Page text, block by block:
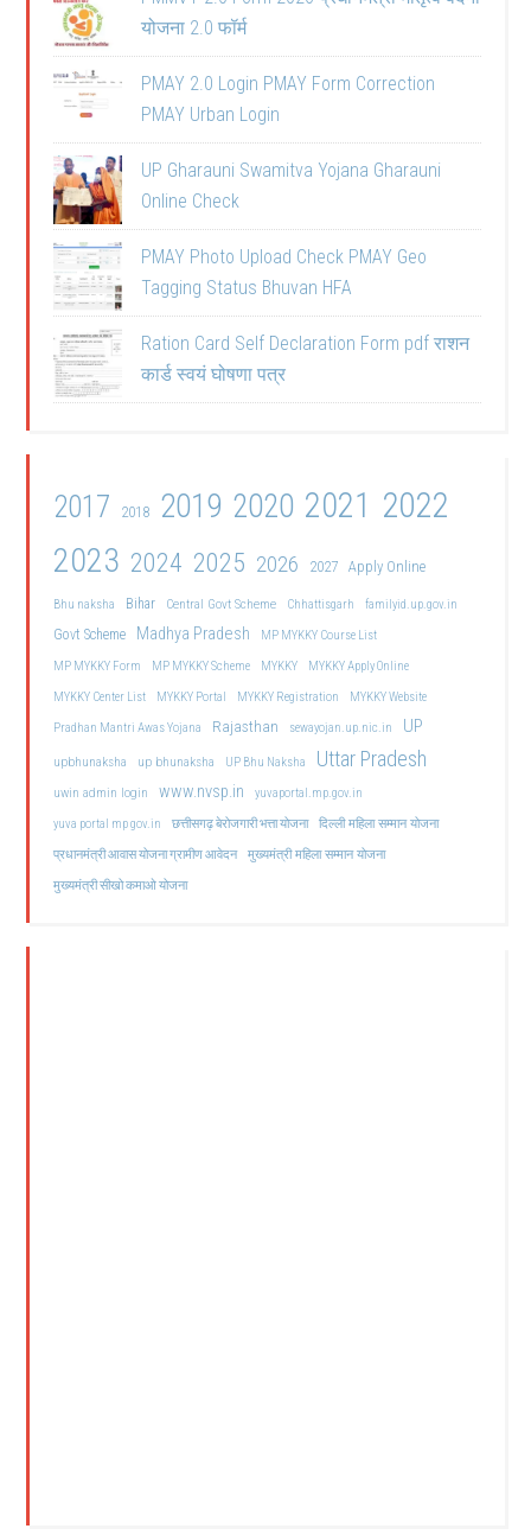
योजना 2.0 फॉर्म
PMAY 2.0 Login PMAY Form Correction
PMAY Urban Login
UP Gharauni Swamitva Yojana Gharauni
Online Check
PMAY Photo Upload Check PMAY Geo
Tagging Status Bhuvan HFA
Ration Card Self Declaration Form pdf राशन
कार्ड स्वयं घोषणा पत्र
2017 2018 2019 2020 2021 2022
2023 2024 2025 2026 2027 Apply Online
Bhu naksha Bihar Central Govt Scheme Chhattisgarh familyid.up.gov.in
Govt Scheme Madhya Pradesh
MP MYKKY Course List
MP MYKKY Form
MP MYKKY Scheme MYKKY
MYKKY Apply Online
MYKKY Center List
MYKKY Portal MYKKY Registration
MYKKY Website
Pradhan Mantri Awas Yojana
Rajasthan sewayojan.up.nic.in UP
upbhunaksha up bhunaksha UP Bhu Naksha Uttar Pradesh
uwin admin login www.nvsp.in
yuvaportal.mp.gov.in
yuva portal mp gov.in
छत्तीसगढ़ बेरोजगारी भत्ता योजना दिल्ली महिला सम्मान योजना
प्रधानमंत्री आवास योजना ग्रामीण आवेदन मुख्यमंत्री महिला सम्मान योजना
मुख्यमंत्री सीखो कमाओ योजना